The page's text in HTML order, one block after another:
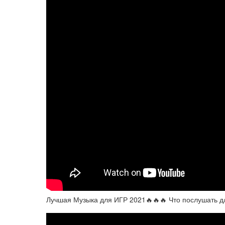
Лучшая Музыка для ИГР 2021🔥🔥🔥 Что послушать